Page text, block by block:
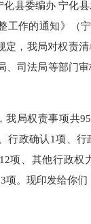
化县委编办 宁化
工作的通知》（
定，我局对权责
、司法局等部门
我局权责事项共95
行政确认 1项、 行
12项、其他行政权
项。现印发给你们